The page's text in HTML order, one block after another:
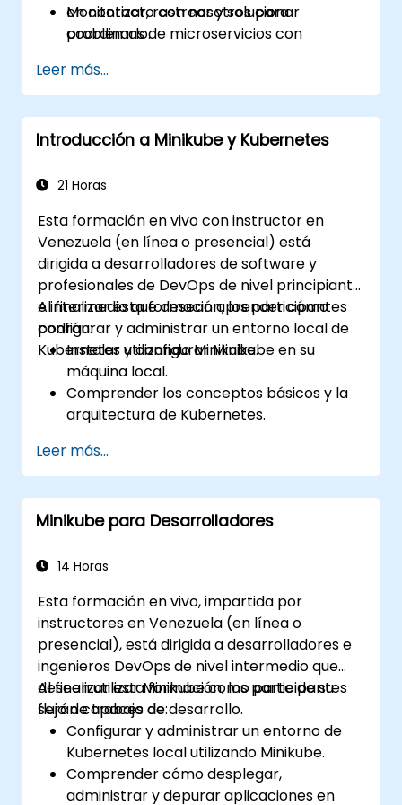
Monitorizar, rastrear y solucionar
problemas de microservicios con
Integrar Istio con Calico para políticas de
red avanzadas y seguridad.
en contacto con nosotros para
coordinarlo.
Leer más...
Introducción a Minikube y Kubernetes
21 Horas
Esta formación en vivo con instructor en
Venezuela (en línea o presencial) está
dirigida a desarrolladores de software y
profesionales de DevOps de nivel principiante
e intermedio que desean aprender cómo
configurar y administrar un entorno local de
Kubernetes utilizando Minikube.
Al finalizar esta formación, los participantes
podrán:
Instalar y configurar Minikube en su
máquina local.
Comprender los conceptos básicos y la
arquitectura de Kubernetes.
usando kubectl y el panel de control de
Minikube.
Configurar soluciones de
almacenamiento persistente y redes
Utilizar Minikube para desarrollar, probar
Leer más...
Minikube para Desarrolladores
14 Horas
Esta formación en vivo, impartida por
instructores en Venezuela (en línea o
presencial), está dirigida a desarrolladores e
ingenieros DevOps de nivel intermedio que
deseen utilizar Minikube como parte de su
flujo de trabajo de desarrollo.
Al finalizar esta formación, los participantes
serán capaces de:
Configurar y administrar un entorno de
Kubernetes local utilizando Minikube.
Comprender cómo desplegar,
administrar y depurar aplicaciones en